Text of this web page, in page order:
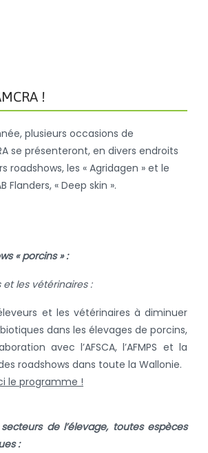
!
plusieurs occasions de
se présenteront, en divers endroits
roadshows, les « Agridagen » et le
Flanders, « Deep skin ».
« porcins » :
et les vétérinaires :
et les vétérinaires à diminuer
dans les élevages de porcins,
avec l’AFSCA, l’AFMPS et la
roadshows dans toute la Wallonie.
le programme !
de l’élevage, toutes espèces
: